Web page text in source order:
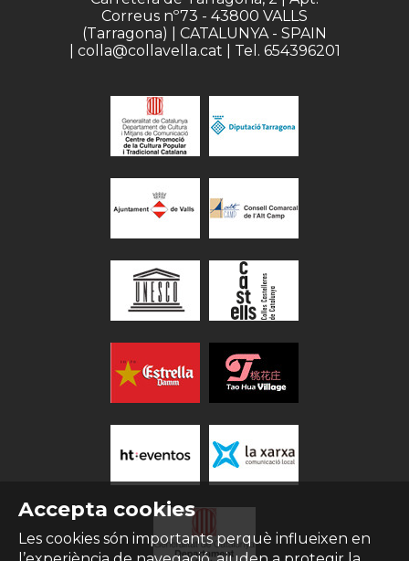
Accepta cookies
Les cookies són importants perquè influeixen en
Correus nº73 - 43800 VALLS
(Tarragona) | CATALUNYA - SPAIN
| colla@collavella.cat | Tel. 654396201